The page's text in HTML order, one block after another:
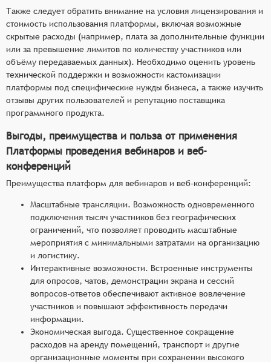
Также следует обратить внимание на условия лицензирования и
стоимость использования платформы, включая возможные
скрытые расходы (например, плата за дополнительные функции
или за превышение лимитов по количеству участников или
объёму передаваемых данных). Необходимо оценить уровень
технической поддержки и возможности кастомизации
платформы под специфические нужды бизнеса, а также изучить
отзывы других пользователей и репутацию поставщика
программного продукта.
Выгоды, преимущества и польза от применения
Платформы проведения вебинаров и веб-
конференций
Преимущества платформ для вебинаров и веб-конференций:
Масштабные трансляции. Возможность одновременного
подключения тысяч участников без географических
ограничений, что позволяет проводить масштабные
мероприятия с минимальными затратами на организацию
и логистику.
Интерактивные возможности. Встроенные инструменты
для опросов, чатов, демонстрации экрана и сессий
вопросов-ответов обеспечивают активное вовлечение
участников и повышают эффективность передачи
информации.
Экономическая выгода. Существенное сокращение
расходов на аренду помещений, транспорт и другие
организационные моменты при сохранении высокого